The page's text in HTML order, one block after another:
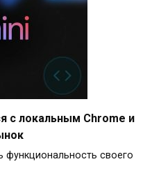
с локальным Chrome и
своего